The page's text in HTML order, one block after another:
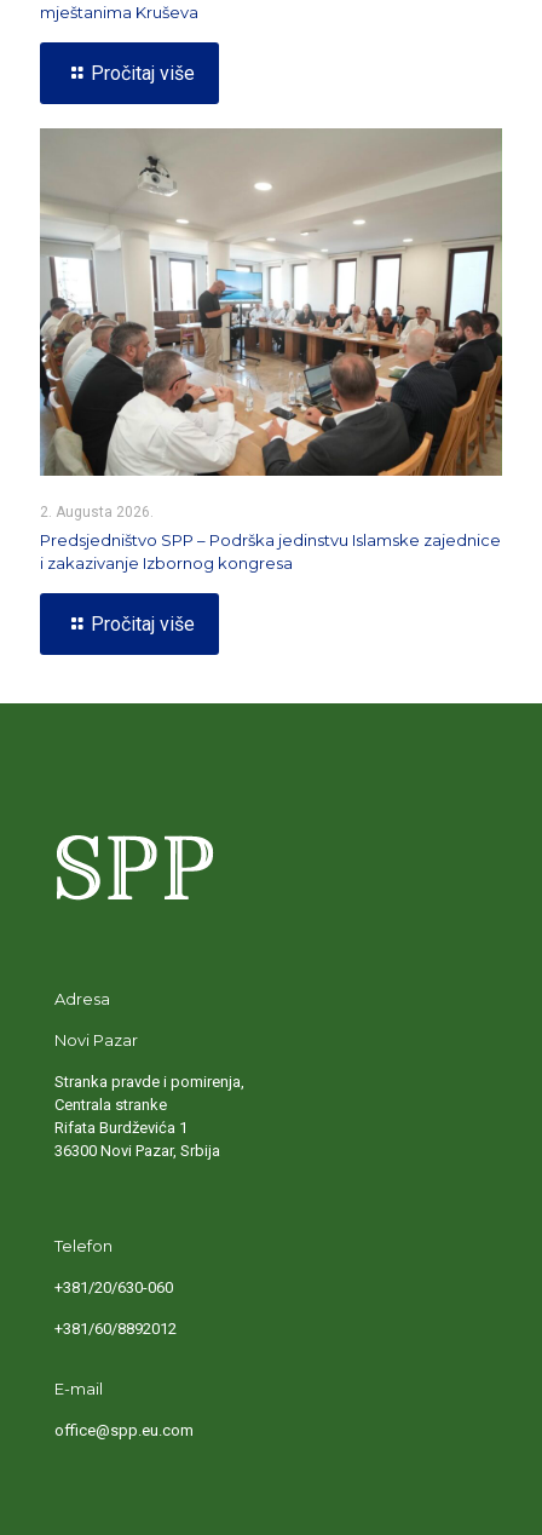
mještanima Kruševa
Pročitaj više
2. Augusta 2026.
Predsjedništvo SPP – Podrška jedinstvu Islamske zajednice
i zakazivanje Izbornog kongresa
Pročitaj više
Adresa
Novi Pazar
Stranka pravde i pomirenja,
Centrala stranke
Rifata Burdževića 1
36300 Novi Pazar, Srbija
Telefon
+381/20/630-060
+381/60/8892012
E-mail
office@spp.eu.com